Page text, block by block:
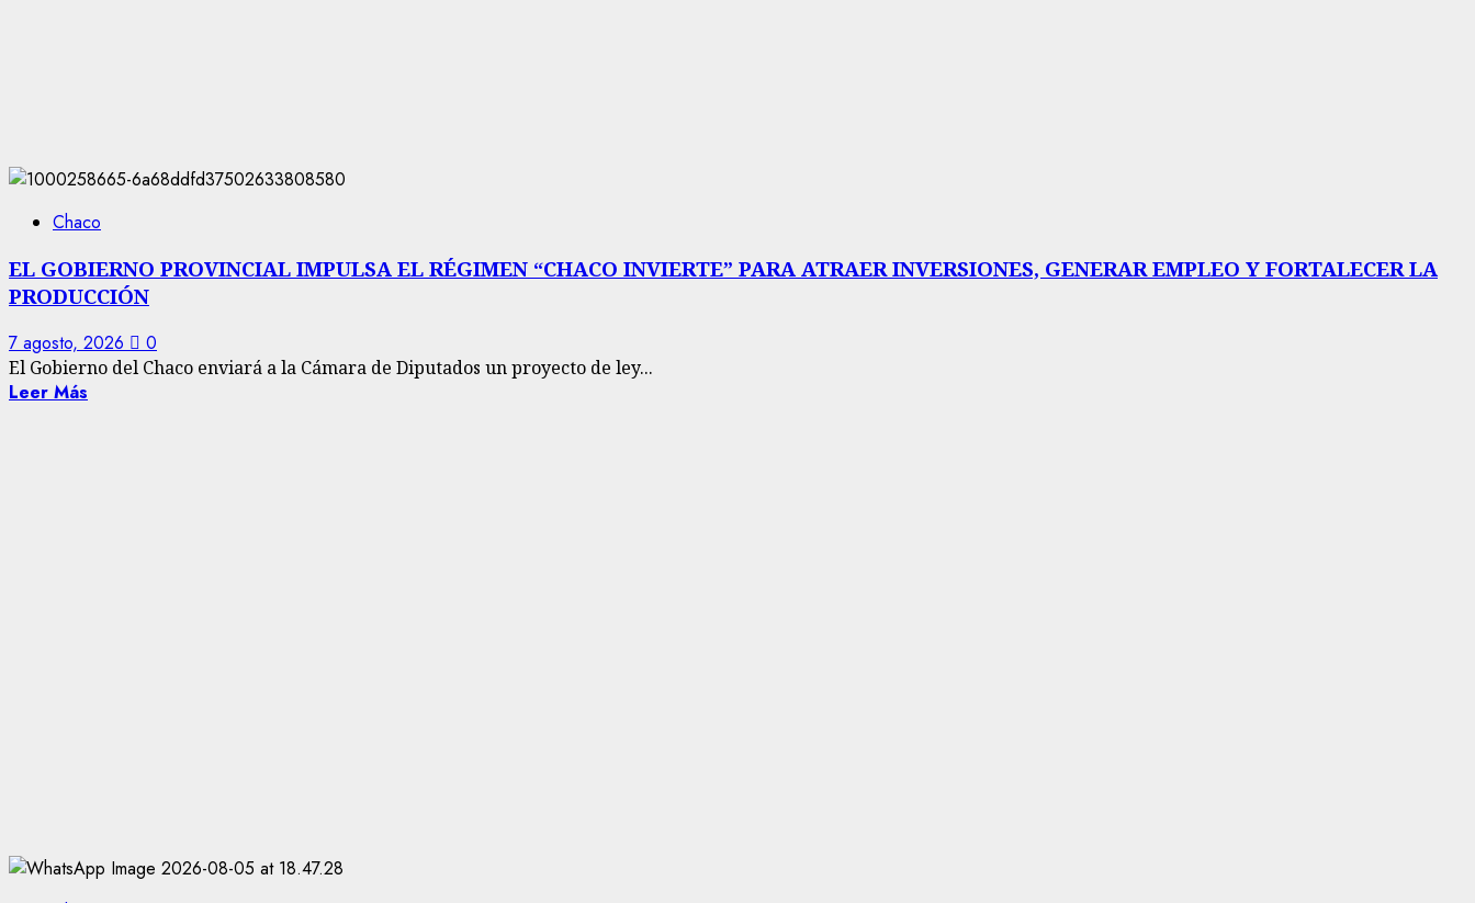
Chaco
EL GOBIERNO PROVINCIAL IMPULSA EL RÉGIMEN “CHACO INVIERTE” PARA ATRAER INVERSIONES, GENERAR EMPLEO Y FORTALECER LA
PRODUCCIÓN
7 agosto, 2026 0
El Gobierno del Chaco enviará a la Cámara de Diputados un proyecto de ley...
Leer Más